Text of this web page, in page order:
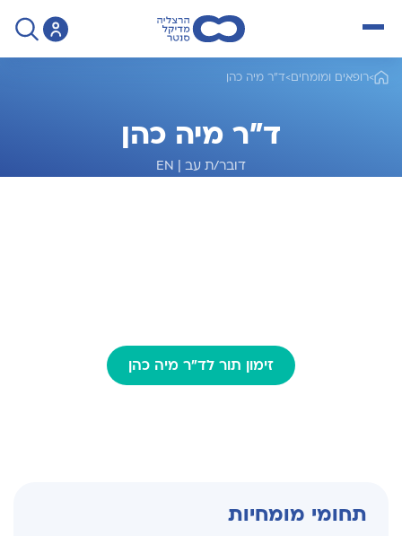
>רופאים ומומחים>ד"ר מיה כהן
ד"ר מיה כהן
דובר/ת עב |
EN
זימון תור לד"ר מיה כהן
תחומי מומחיות